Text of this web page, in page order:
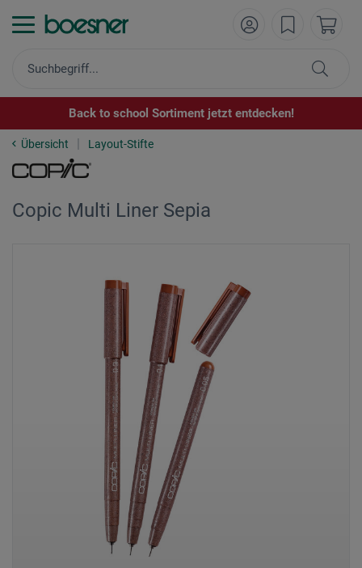
Back to school Sortiment jetzt entdecken!
Übersicht Layout-Stifte
Copic Multi Liner Sepia